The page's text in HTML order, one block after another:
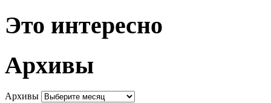
Это интересно
Архивы
Архивы